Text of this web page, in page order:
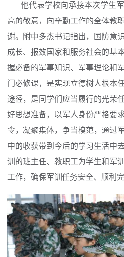
他代表学校向承接本次学生
高的敬意，向辛勤工作的全体教
谢。附中多杰书记指出，国防意
成长、报效国家和服务社会的基
握必备的军事知识、军事理论和
门必修课，是实现立德树人根本
途径，是同学们应当履行的光荣
好思想准备，以军人身份严格要
令，凝聚集体，争当模范，通过
中的收获带到今后的学习生活中
训的班主任、教职工为学生和军
工作，确保军训任务安全、顺利完